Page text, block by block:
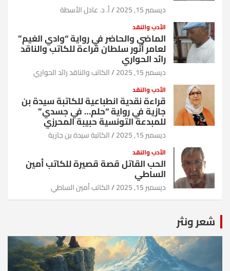
ديسمبر 15, 2025 أ. د. عادل الأسطة
الأدب والنقد
الماضي والحاضر في رواية “وادي الغيم”
لعامر أنور سلطان قراءة للكاتب والناقد
رائد الحواري
ديسمبر 15, 2025 الكاتب والناقد رائد الحواري
الأدب والنقد
قراءة نقدية انطباعية للكاتبة سيدة بن
جازية في رواية “حلم… في جسدي”
للمبدعة التونسية حبيبة المحرزي
ديسمبر 15, 2025 الكاتبة سيدة بن جازية
الأدب والنقد
الحب القاتل قصة قصيرة للكاتب أمين
الساطي
ديسمبر 15, 2025 الكاتب أمين الساطي
شعر ونثر